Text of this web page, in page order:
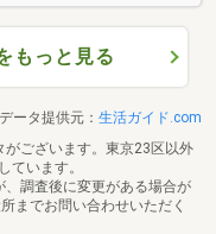
もっと見る
ータ提供元： 生活ガイド.com
ございます。東京23区以外
ています。
調査後に変更がある場合が
までお問い合わせいただく